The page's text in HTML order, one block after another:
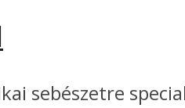
sebészetre